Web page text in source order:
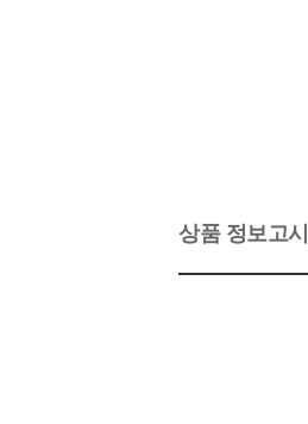
상품 정보고시